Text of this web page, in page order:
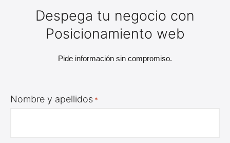
Despega tu negocio con
Posicionamiento web
Pide información sin compromiso.
Nombre y apellidos *